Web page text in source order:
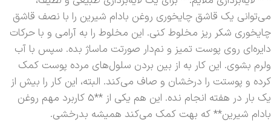
می‌توانی یک قاشق چایخوری روغن بادام شیرین را با نصف قاشق
چایخوری شکر ریز مخلوط کنی. این مخلوط را به آرامی و با حرکات
دایره‌ای روی پوست تمیز و نم‌دار صورتت ماساژ بده. سپس با آب
ولرم بشوی. این کار به از بین بردن سلول‌های مرده پوست کمک
کرده و پوستت را درخشان و صاف می‌کند. البته، این کار را بیش از
یک بار در هفته انجام نده. این هم یکی از **5 کاربرد مهم روغن
بادام شیرین** که بهت کمک می‌کند همیشه بدرخشی.